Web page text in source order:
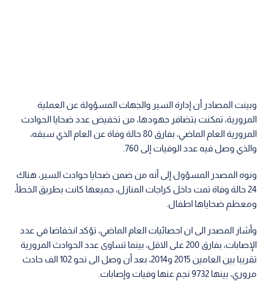
وبينت المصادر أن إدارة السير والجهات المسؤولة عن العملية
المرورية، تمكنت بتضافر جهودها، من تخفيض عدد ضحايا الحوادث
المرورية العام الماضي، بفارق 80 حالة وفاة عن العام الذي سبقه،
والذي وصل فيه عدد الوفيات إلى 760.
ونوه المصدر المسؤول إلى أنه من ضمن ضحايا حوادث السير، هناك
24 حالة وفاة تمت داخل كراجات المنازل، جميعها كانت بطريق الخطأ،
ومعظم ضحاياها اطفال.
وأشار المصدر الى ان احصائيات العام الماضي، تؤكد انخفاضا في عدد
الإصابات، بفارق 200 على الاقل، بينما تساوى عدد الحوادث المرورية
تقريبا بين العامين 2015 و2014، بعد أن وصل الى نحو 102 الف حادث
مروري، بينها 9732 نجم عنها وفيات وإصابات.